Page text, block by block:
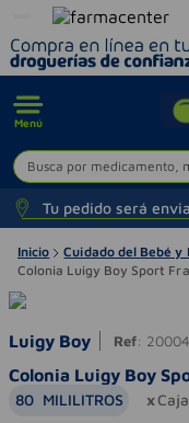
Menú
Busca por medicamento,
Tu pedido será
Inicio Cuidado del Bebé y
Colonia Luigy Boy Sport
Luigy Boy Ref:
Colonia Luigy Boy
80 MILILITROS Caja